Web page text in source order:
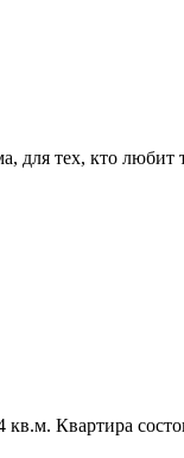
для тех, кто
Квартира